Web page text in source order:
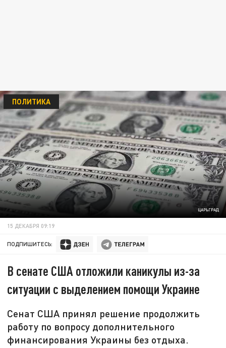
ЦАРЬГРАД
ПОЛИТИКА
15 ДЕКАБРЯ 09:19
ПОДПИШИТЕСЬ:
В сенате США отложили каникулы из-за
ситуации с выделением помощи Украине
Сенат США принял решение продолжить
работу по вопросу дополнительного
финансирования Украины без отдыха.